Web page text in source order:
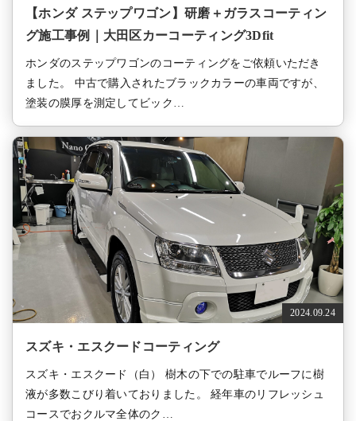
【ホンダ ステップワゴン】研磨＋ガラスコーティン
グ施工事例｜大田区カーコーティング3Dfit
ホンダのステップワゴンのコーティングをご依頼いただき
ました。 中古で購入されたブラックカラーの車両ですが、
塗装の膜厚を測定してビック…
2024.09.24
スズキ・エスクードコーティング
スズキ・エスクード（白） 樹木の下での駐車でルーフに樹
液が多数こびり着いておりました。 経年車のリフレッシュ
コースでおクルマ全体のク…